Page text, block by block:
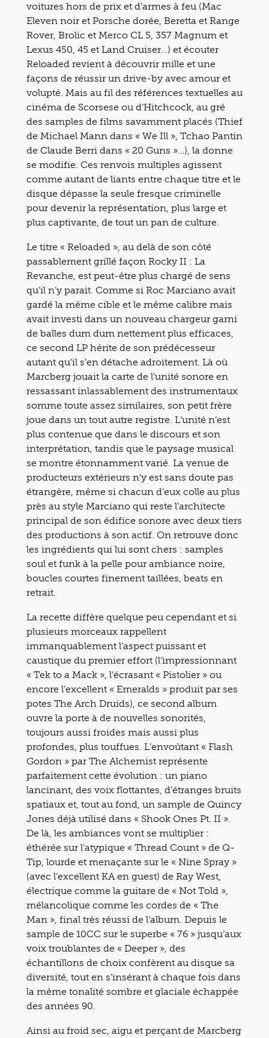
voitures hors de prix et d’armes à feu (Mac
Eleven noir et Porsche dorée, Beretta et Range
Rover, Brolic et Merco CL 5, 357 Magnum et
Lexus 450, 45 et Land Cruiser…) et écouter
Reloaded revient à découvrir mille et une
façons de réussir un drive-by avec amour et
volupté. Mais au fil des références textuelles au
cinéma de Scorsese ou d’Hitchcock, au gré
des samples de films savamment placés (Thief
de Michael Mann dans « We Ill », Tchao Pantin
de Claude Berri dans « 20 Guns »…), la donne
se modifie. Ces renvois multiples agissent
comme autant de liants entre chaque titre et le
disque dépasse la seule fresque criminelle
pour devenir la représentation, plus large et
plus captivante, de tout un pan de culture.
Le titre « Reloaded », au delà de son côté
passablement grillé façon Rocky II : La
Revanche, est peut-être plus chargé de sens
qu’il n’y parait. Comme si Roc Marciano avait
gardé la même cible et le même calibre mais
avait investi dans un nouveau chargeur garni
de balles dum dum nettement plus efficaces,
ce second LP hérite de son prédécesseur
autant qu’il s’en détache adroitement. Là où
Marcberg jouait la carte de l’unité sonore en
ressassant inlassablement des instrumentaux
somme toute assez similaires, son petit frère
joue dans un tout autre registre. L’unité n’est
plus contenue que dans le discours et son
interprétation, tandis que le paysage musical
se montre étonnamment varié. La venue de
producteurs extérieurs n’y est sans doute pas
étrangère, même si chacun d’eux colle au plus
près au style Marciano qui reste l’architecte
principal de son édifice sonore avec deux tiers
des productions à son actif. On retrouve donc
les ingrédients qui lui sont chers : samples
soul et funk à la pelle pour ambiance noire,
boucles courtes finement taillées, beats en
retrait.
La recette diffère quelque peu cependant et si
plusieurs morceaux rappellent
immanquablement l’aspect puissant et
caustique du premier effort (l’impressionnant
« Tek to a Mack », l’écrasant « Pistolier » ou
encore l’excellent « Emeralds » produit par ses
potes The Arch Druids), ce second album
ouvre la porte à de nouvelles sonorités,
toujours aussi froides mais aussi plus
profondes, plus touffues. L’envoûtant « Flash
Gordon » par The Alchemist représente
parfaitement cette évolution : un piano
lancinant, des voix flottantes, d’étranges bruits
spatiaux et, tout au fond, un sample de Quincy
Jones déjà utilisé dans « Shook Ones Pt. II ».
De là, les ambiances vont se multiplier :
éthérée sur l’atypique « Thread Count » de Q-
Tip, lourde et menaçante sur le « Nine Spray »
(avec l’excellent KA en guest) de Ray West,
électrique comme la guitare de « Not Told »,
mélancolique comme les cordes de « The
Man », final très réussi de l’album. Depuis le
sample de 10CC sur le superbe « 76 » jusqu’aux
voix troublantes de « Deeper », des
échantillons de choix confèrent au disque sa
diversité, tout en s’insérant à chaque fois dans
la même tonalité sombre et glaciale échappée
des années 90.
Ainsi au froid sec, aigu et perçant de Marcberg